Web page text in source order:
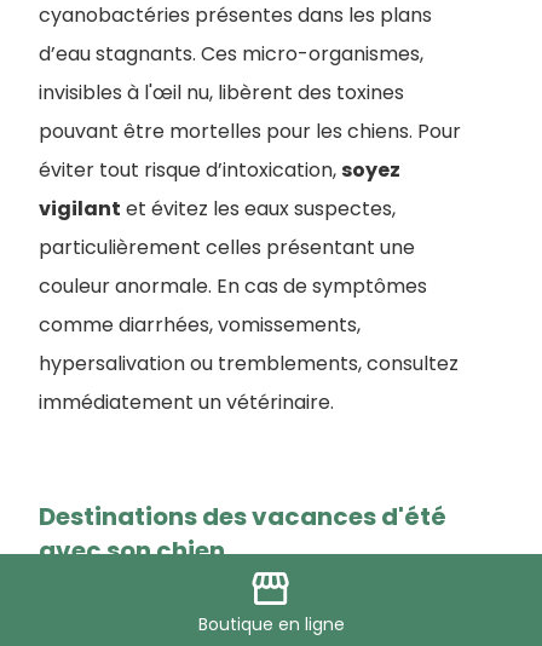
cyanobactéries présentes dans les plans
d’eau stagnants. Ces micro-organismes,
invisibles à l'œil nu, libèrent des toxines
pouvant être mortelles pour les chiens. Pour
éviter tout risque d’intoxication,soyez
vigilant et évitez les eaux suspectes,
particulièrement celles présentant une
couleur anormale. En cas de symptômes
comme diarrhées, vomissements,
hypersalivation ou tremblements, consultez
immédiatement un vétérinaire.
Destinations des vacances d'été
avec son chien
Ou partir en vacances cet été avec
storefront
Boutique en ligne